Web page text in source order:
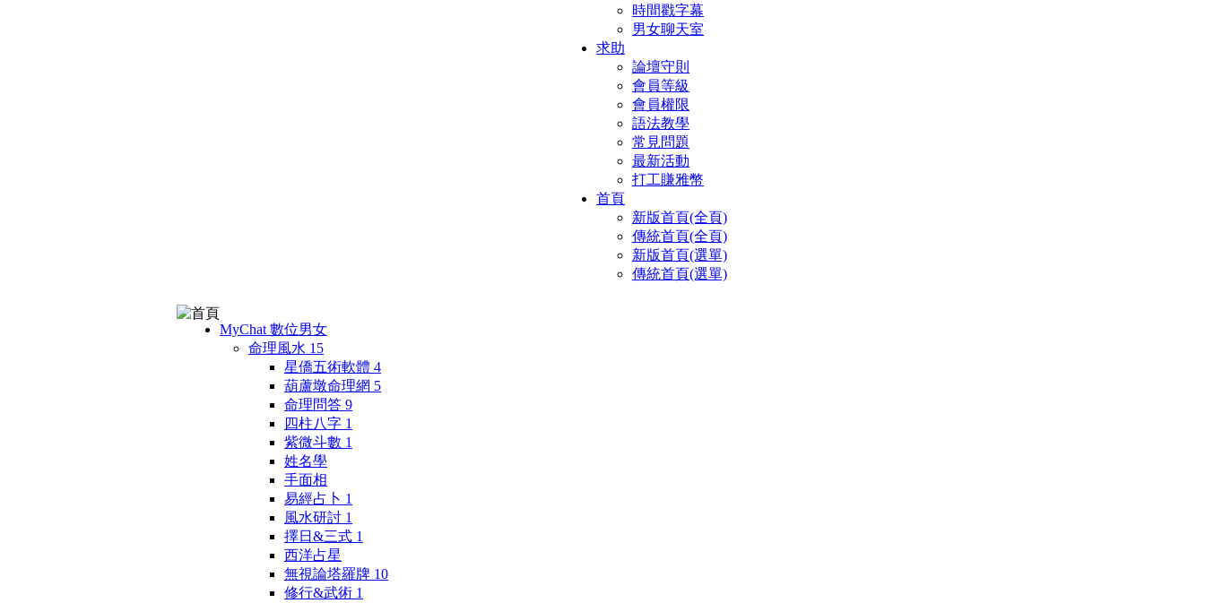
時間戳字幕
男女聊天室
求助
論壇守則
會員等級
會員權限
語法教學
常見問題
最新活動
打工賺雅幣
首頁
新版首頁(全頁)
傳統首頁(全頁)
新版首頁(選單)
傳統首頁(選單)
MyChat 數位男女
命理風水 15
星僑五術軟體 4
葫蘆墩命理網 5
命理問答 9
四柱八字 1
紫微斗數 1
姓名學
手面相
易經占卜 1
風水研討 1
擇日&三式 1
西洋占星
無視論塔羅牌 10
修行&武術 1